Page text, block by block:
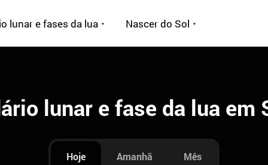
lunar e fases da lua Nascer do Sol
lunar e fase da lua em
Hoje Amanhã Mês